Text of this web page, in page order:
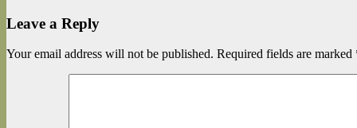
Leave a Reply
Your email address will not be published. Required fields are marked